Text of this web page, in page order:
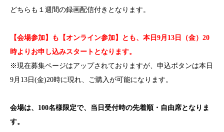
どちらも１週間の録画配信付きとなります。
【会場参加】も【オンライン参加】とも、本日9月13日（金）20
時よりお申し込みスタートとなります。
※現在募集ページはアップされておりますが、申込ボタンは本日
9月13日(金)20時に現れ、ご購入が可能になります。
会場は、100名様限定で、当日受付時の先着順・自由席となりま
す。